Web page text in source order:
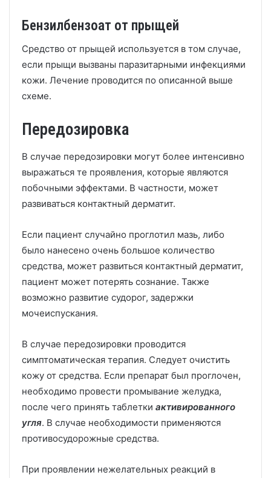
Бензилбензоат от прыщей
Средство от прыщей используется в том случае,
если прыщи вызваны паразитарными инфекциями
кожи. Лечение проводится по описанной выше
схеме.
Передозировка
В случае передозировки могут более интенсивно
выражаться те проявления, которые являются
побочными эффектами. В частности, может
развиваться контактный дерматит.
Если пациент случайно проглотил мазь, либо
было нанесено очень большое количество
средства, может развиться контактный дерматит,
пациент может потерять сознание. Также
возможно развитие судорог, задержки
мочеиспускания.
В случае передозировки проводится
симптоматическая терапия. Следует очистить
кожу от средства. Если препарат был проглочен,
необходимо провести промывание желудка,
после чего принять таблетки активированного
угля. В случае необходимости применяются
противосудорожные средства.
При проявлении нежелательных реакций в